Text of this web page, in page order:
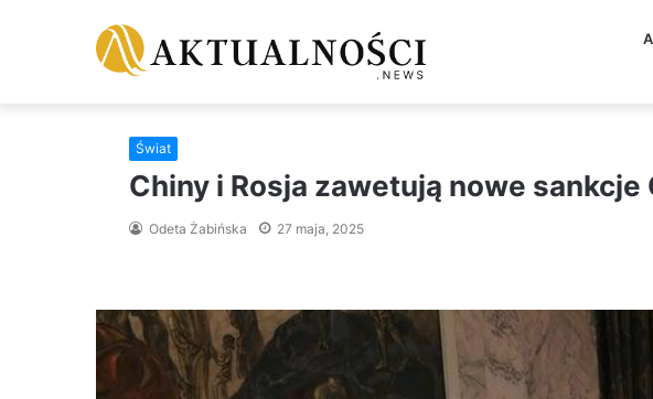
Świat
Chiny i Rosja zawetują nowe sankcje
Odeta Żabińska 27 maja, 2025